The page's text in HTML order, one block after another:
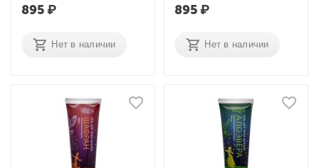
895₽
Нет в наличии
895₽
Нет в наличии